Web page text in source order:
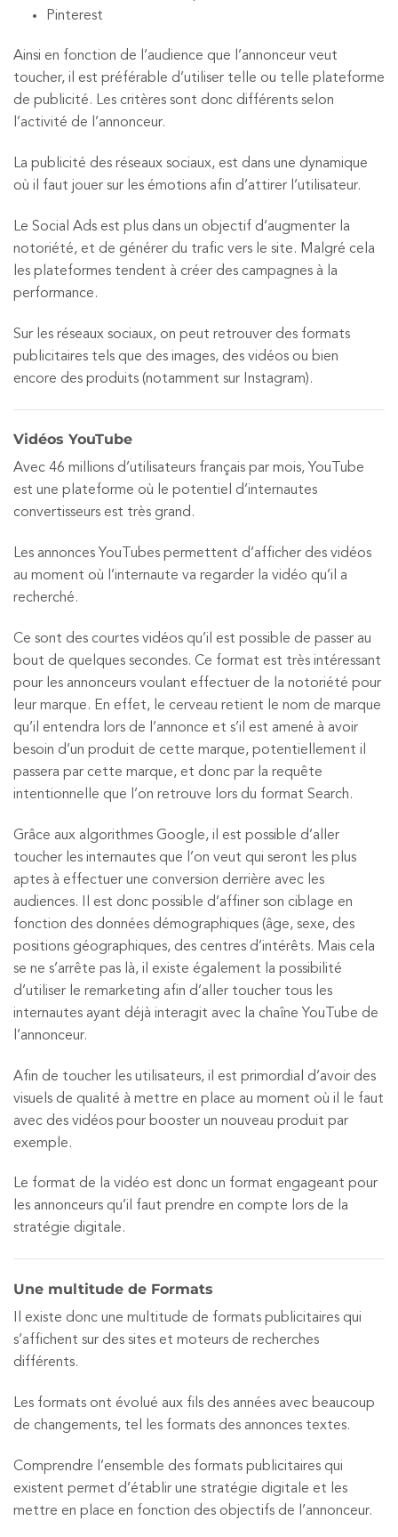
Pinterest
Ainsi en fonction de l’audience que l’annonceur veut
toucher, il est préférable d’utiliser telle ou telle plateforme
de publicité. Les critères sont donc différents selon
l’activité de l’annonceur.
La publicité des réseaux sociaux, est dans une dynamique
où il faut jouer sur les émotions afin d’attirer l’utilisateur.
Le Social Ads est plus dans un objectif d’augmenter la
notoriété, et de générer du trafic vers le site. Malgré cela
les plateformes tendent à créer des campagnes à la
performance.
Sur les réseaux sociaux, on peut retrouver des formats
publicitaires tels que des images, des vidéos ou bien
encore des produits (notamment sur Instagram).
Vidéos YouTube
Avec 46 millions d’utilisateurs français par mois, YouTube
est une plateforme où le potentiel d’internautes
convertisseurs est très grand.
Les annonces YouTubes permettent d’afficher des vidéos
au moment où l’internaute va regarder la vidéo qu’il a
recherché.
Ce sont des courtes vidéos qu’il est possible de passer au
bout de quelques secondes. Ce format est très intéressant
pour les annonceurs voulant effectuer de la notoriété pour
leur marque. En effet, le cerveau retient le nom de marque
qu’il entendra lors de l’annonce et s’il est amené à avoir
besoin d’un produit de cette marque, potentiellement il
passera par cette marque, et donc par la requête
intentionnelle que l’on retrouve lors du format Search.
Grâce aux algorithmes Google, il est possible d’aller
toucher les internautes que l’on veut qui seront les plus
aptes à effectuer une conversion derrière avec les
audiences. Il est donc possible d’affiner son ciblage en
fonction des données démographiques (âge, sexe, des
positions géographiques, des centres d’intérêts. Mais cela
se ne s’arrête pas là, il existe également la possibilité
d’utiliser le remarketing afin d’aller toucher tous les
internautes ayant déjà interagit avec la chaîne YouTube de
l’annonceur.
Afin de toucher les utilisateurs, il est primordial d’avoir des
visuels de qualité à mettre en place au moment où il le faut
avec des vidéos pour booster un nouveau produit par
exemple.
Le format de la vidéo est donc un format engageant pour
les annonceurs qu’il faut prendre en compte lors de la
stratégie digitale.
Une multitude de Formats
Il existe donc une multitude de formats publicitaires qui
s’affichent sur des sites et moteurs de recherches
différents.
Les formats ont évolué aux fils des années avec beaucoup
de changements, tel les formats des annonces textes.
Comprendre l’ensemble des formats publicitaires qui
existent permet d’établir une stratégie digitale et les
mettre en place en fonction des objectifs de l’annonceur.